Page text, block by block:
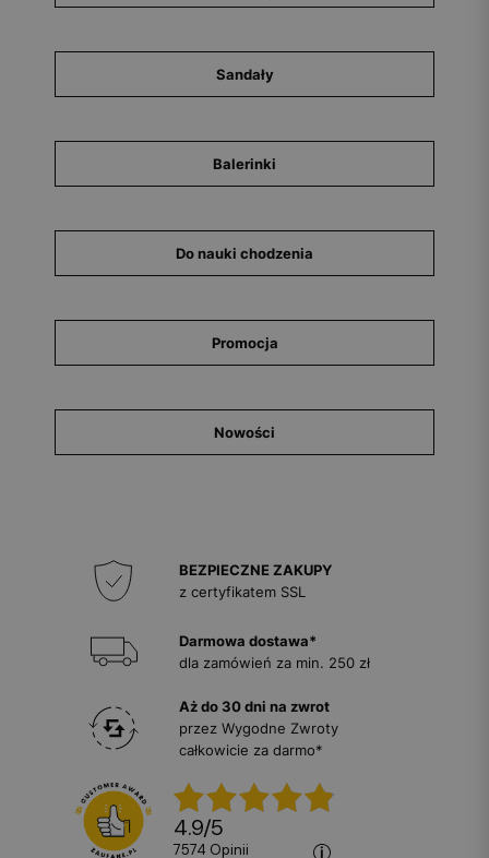
Sandały
Balerinki
Do nauki chodzenia
Promocja
Nowości
BEZPIECZNE ZAKUPY
z certyfikatem SSL
Darmowa dostawa*
dla zamówień za min. 250 zł
Aż do 30 dni na zwrot
przez Wygodne Zwroty
całkowicie za darmo*
4.9/5
7574 opinii